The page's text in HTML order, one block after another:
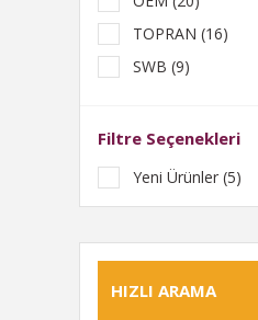
TOPRAN (16)
SWB (9)
FEBİ (4)
GK (3)
AYD (2)
BEHR (2)
Filtre Seçenekleri
Yeni Ürünler (5)
HIZLI ARAMA